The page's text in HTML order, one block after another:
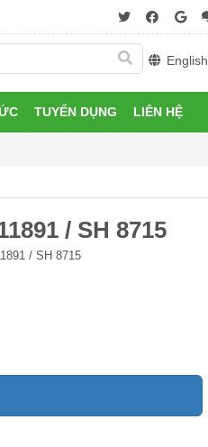
English
TUYỂN DỤNG LIÊN HỆ
/ SH 8715
/ SH 8715